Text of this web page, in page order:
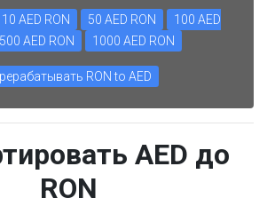
10 AED RON 50 AED RON
100 AED
500 AED RON 1000 AED RON
RON to AED
AED до
RON